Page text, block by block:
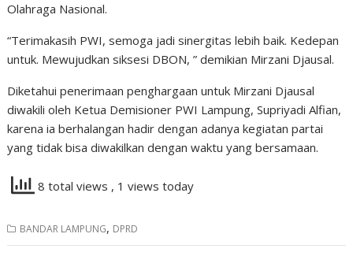
Olahraga Nasional.
“Terimakasih PWI, semoga jadi sinergitas lebih baik. Kedepan
untuk. Mewujudkan siksesi DBON, ” demikian Mirzani Djausal.
Diketahui penerimaan penghargaan untuk Mirzani Djausal
diwakili oleh Ketua Demisioner PWI Lampung, Supriyadi Alfian,
karena ia berhalangan hadir dengan adanya kegiatan partai
yang tidak bisa diwakilkan dengan waktu yang bersamaan.
8 total views , 1 views today
BANDAR LAMPUNG, DPRD